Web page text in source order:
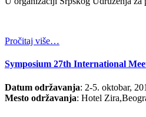
Pročitaj više…
Symposium 27th International
Datum održavanja: 2-5. oktobar,
Mesto održavanja: Hotel